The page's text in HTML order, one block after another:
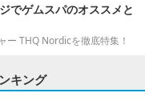
でゲムスパのオススメと
ー THQ Nordicを徹底特集！
キング